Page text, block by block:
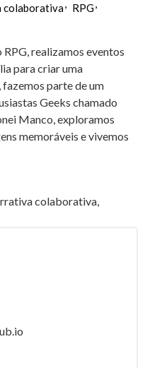
colaborativa
RPG
realizamos eventos
para criar uma
parte de um
Geeks chamado
Manco, exploramos
memoráveis e vivemos
colaborativa,